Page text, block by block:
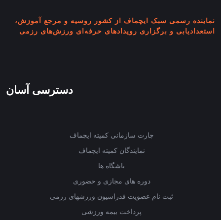
نماینده رسمی سبک ایچماف از کشور روسیه و مرجع آموزش،
استعدادیابی و برگزاری رویدادهای حرفه‌ای ورزش‌های رزمی
دسترسی آسان
چارت سازمانی کمیته ایچماف
نمایندگان کمیته ایچماف
باشگاه ها
دوره های مجازی و حضوری
ثبت نام عضویت فدراسیون ورزشهای رزمی
پرداخت بیمه ورزشی